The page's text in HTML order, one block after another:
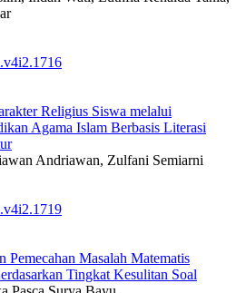
Religius Siswa melalui
Agama Islam Berbasis Literasi
Andriawan, Zulfani Semiarni
Pemecahan Masalah Matematis
Tingkat Kesulitan Soal